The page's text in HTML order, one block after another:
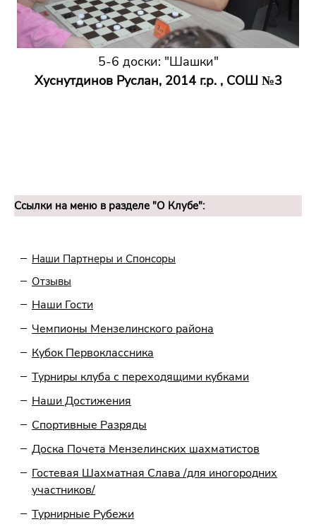
5-6 доски: "Шашки"
Хуснутдинов Руслан, 2014 г.р. , СОШ №3
Ссылки на меню в разделе "О Клубе":
Наши Партнеры и Спонсоры
Отзывы
Наши Гости
Чемпионы Мензелинского района
Кубок Первоклассника
Турниры клуба с переходящими кубками
Наши Достижения
Спортивные Разряды
Доска Почета Мензелинских шахматистов
Гостевая Шахматная Слава /для иногородних
участников/
Турнирные Рубежи